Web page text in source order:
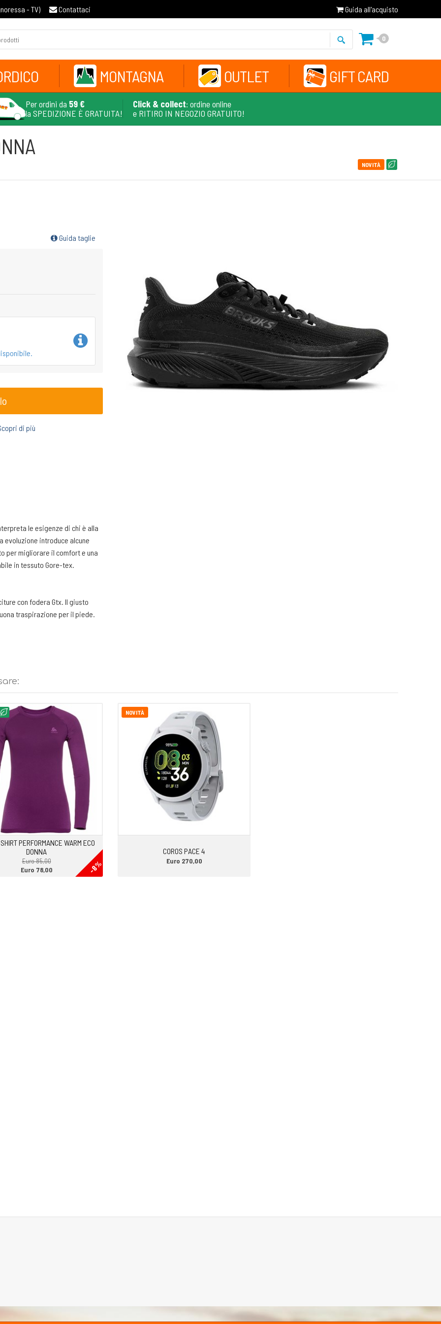
- TV) Contattaci Guida all'acquisto
0
MONTAGNA OUTLET GIFT CARD
Per ordini da 59 €
la SPEDIZIONE È GRATUITA!
Click & collect: ordine online
e RITIRO IN NEGOZIO GRATUITO!
NOVITÀ
Guida taglie
di più
le esigenze di chi è alla
evoluzione introduce alcune
per migliorare il comfort e una
in tessuto Gore-tex.
con fodera Gtx. Il giusto
traspirazione per il piede.
della tomaia è realizzato con
per chi oltre agli aspetti tecnici
e rifinito con una buona
tendine stesso.
V3 con la tecnologia di nitro-
superiore di
per dare maggior
e di 3 sull’avampiede.
RoadTack, arricchita con
aiutano a creare una
in una corsa fluida, precisa
PERFORMANCE WARM ECO
DONNA
Euro 85,00 -8%
Euro 78,00
NOVITÀ
COROS PACE 4
Euro 270,00